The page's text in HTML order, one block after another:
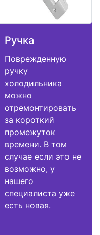
Ручка
Поврежденную
ручку
холодильника
можно
отремонтировать
за короткий
промежуток
времени. В том
случае если это не
возможно, у
нашего
специалиста уже
есть новая.